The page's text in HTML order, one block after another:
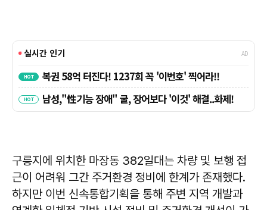
구릉지에 위치한 마장동 382일대는 차량 및 보행 접
근이 어려워 그간 주거환경 정비에 한계가 존재했다.
하지만 이번 신속통합기획을 통해 주변 지역 개발과